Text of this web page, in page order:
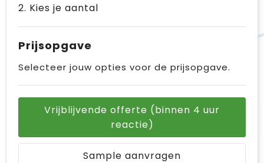
2. Kies je aantal
Prijsopgave
Selecteer jouw opties voor de prijsopgave.
Vrijblijvende offerte (binnen 4 uur
reactie)
Sample aanvragen